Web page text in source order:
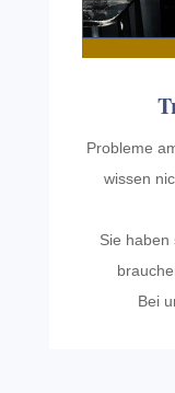
Prob­leme
wissen
Sie haben
Bei